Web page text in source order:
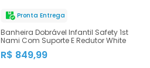
Pronta Entrega
Banheira Dobrável Infantil Safety 1st
Nami Com Suporte E Redutor White
R$ 849,99